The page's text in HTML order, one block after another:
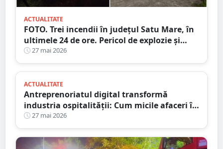
ACTUALITATE
FOTO. Trei incendii în județul Satu Mare, în
ultimele 24 de ore. Pericol de explozie și
propagare a flăcărilor
27 mai 2026
ACTUALITATE
Antreprenoriatul digital transformă
industria ospitalității: Cum micile afaceri își
găsesc locul pe piață
27 mai 2026